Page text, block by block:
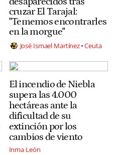
cruzar El Tarajal:
"Tememos encontrarles
en la morgue"
José Ismael Martínez Ceuta
El incendio de Niebla
supera las 4.000
hectáreas ante la
dificultad de su
extinción por los
cambios de viento
Inma León